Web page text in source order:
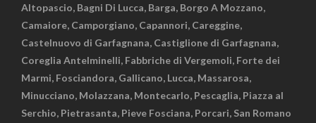
Altopascio, Bagni Di Lucca, Barga, Borgo A Mozzano,
Camaiore, Camporgiano, Capannori, Careggine,
Castelnuovo di Garfagnana, Castiglione di Garfagnana,
Coreglia Antelminelli, Fabbriche di Vergemoli, Forte dei
Marmi, Fosciandora, Gallicano, Lucca, Massarosa,
Minucciano, Molazzana, Montecarlo, Pescaglia, Piazza al
Serchio, Pietrasanta, Pieve Fosciana, Porcari, San Romano